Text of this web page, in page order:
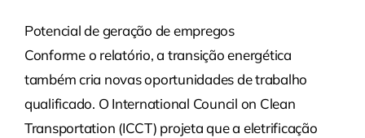
Potencial de geração de empregos
Conforme o relatório, a transição energética
também cria novas oportunidades de trabalho
qualificado. O International Council on Clean
Transportation (ICCT) projeta que a eletrificação